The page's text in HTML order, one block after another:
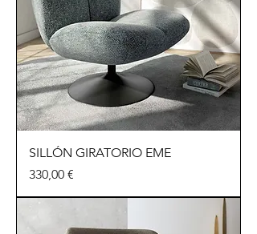
SILLÓN GIRATORIO EME
Precio
330,00 €